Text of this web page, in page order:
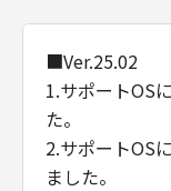
■Ver.25.02
1.サポートOS
た。
2.サポートOS
ました。